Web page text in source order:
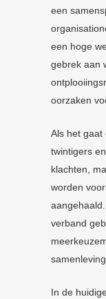
een
een hoge
gebrek aan
oorzaken
Als het gaat
twintigers
klachten,
worden
verband
samenleving.
In de